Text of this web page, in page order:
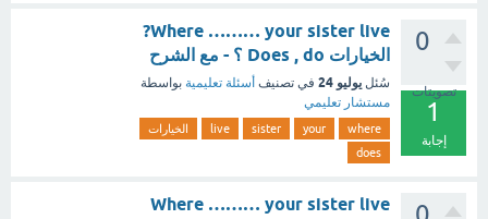
0
تصويتات
1
إجابة
Where ……… your sister live?
الخيارات Does , do ؟ - مع الشرح
سُئل يوليو 24 في تصنيف أسئلة تعليمية بواسطة
مستشار تعليمي
where
your
sister
live
الخيارات
does
Where ……… your sister live